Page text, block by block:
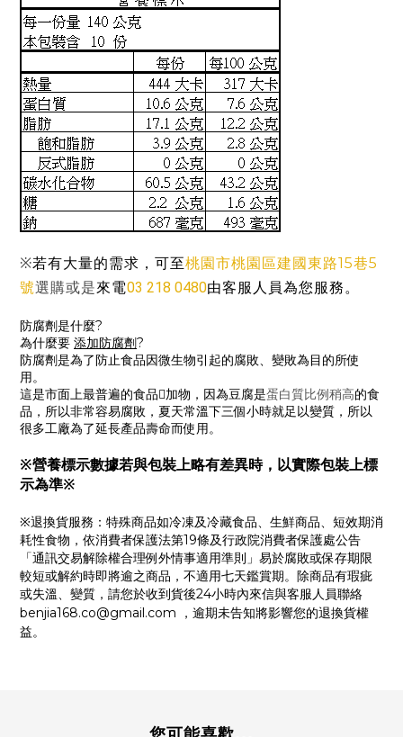
※若有大量的需求，可至桃園市桃園區建國東路15巷5
號選購或是來電03 218 0480由客服人員為您服務。
防腐劑是什麼?
為什麼要 添加防腐劑?
防腐劑是為了防止食品因微生物引起的腐敗、變敗為目的所使
用。
這是市面上最普遍的食品𣵚加物，因為豆腐是蛋白質比例稍高的食
品，所以非常容易腐敗，夏天常溫下三個小時就足以變質，所以
很多工廠為了延長產品壽命而使用。
※營養標示數據若與包裝上略有差異時，以實際包裝上標
示為準※
※退換貨服務：特殊商品如冷凍及冷藏食品、生鮮商品、短效期消
耗性食物，依消費者保護法第19條及行政院消費者保護處公告
「通訊交易解除權合理例外情事適用準則」易於腐敗或保存期限
較短或解約時即將逾之商品，不適用七天鑑賞期。除商品有瑕疵
或失溫、變質，請您於收到貨後24小時內來信與客服人員聯絡
benjia168.co@gmail.com
，逾期未告知將影響您的退換貨權
益。